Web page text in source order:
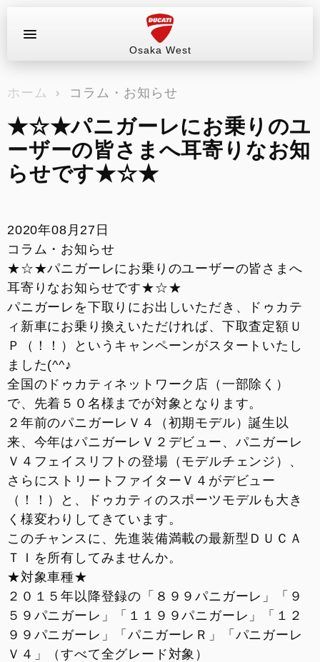
Osaka West
ラインアップ
サービス情報
ブログ（最新情報）
イベント&ツーリング
販売情報
お支払いシミュレーション
コンフィギュレーター
お問い合わせ
ホーム コラム・お知らせ
★☆★パニガーレにお乗りのユ
ーザーの皆さまへ耳寄りなお知
らせです★☆★
2020年08月27日
コラム・お知らせ
★☆★パニガーレにお乗りのユーザーの皆さまへ
耳寄りなお知らせです★☆★
パニガーレを下取りにお出しいただき、ドゥカテ
ィ新車にお乗り換えいただければ、下取査定額Ｕ
Ｐ（！！）というキャンペーンがスタートいたし
ました(^^♪
全国のドゥカティネットワーク店（一部除く）
で、先着５０名様までが対象となります。
２年前のパニガーレＶ４（初期モデル）誕生以
来、今年はパニガーレＶ２デビュー、パニガーレ
Ｖ４フェイスリフトの登場（モデルチェンジ）、
さらにストリートファイターＶ４がデビュー
（！！）と、ドゥカティのスポーツモデルも大き
く様変わりしてきています。
このチャンスに、先進装備満載の最新型ＤＵＣＡ
ＴＩを所有してみませんか。
★対象車種★
２０１５年以降登録の「８９９パニガーレ」「９
５９パニガーレ」「１１９９パニガーレ」「１２
９９パニガーレ」「パニガーレＲ」「パニガーレ
Ｖ４」（すべて全グレード対象）